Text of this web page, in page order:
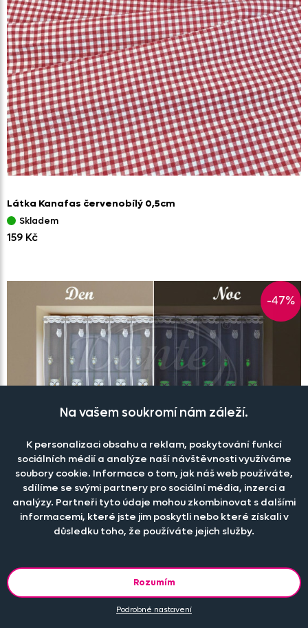
Látka Kanafas červenobílý 0,5cm
Skladem
159 Kč
-47%
Svítící záclona SOVIČKA
Na vašem soukromí nám záleží.
K personalizaci obsahu a reklam, poskytování funkcí
sociálních médií a analýze naší návštěvnosti využíváme
soubory cookie. Informace o tom, jak náš web používáte,
sdílíme se svými partnery pro sociální média, inzerci a
analýzy. Partneři tyto údaje mohou zkombinovat s dalšími
informacemi, které jste jim poskytli nebo které získali v
důsledku toho, že používáte jejich služby.
Rozumím
Podrobné nastavení